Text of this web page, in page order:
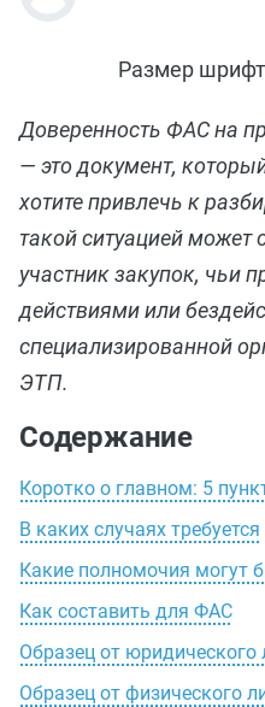
Размер
Доверенность ФАС на
— это документ,
хотите привлечь к
такой ситуацией может
участник закупок, чьи
действиями или
специализированной
ЭТП.
Содержание
Коротко о главном: 5
В каких случаях требуется
Какие полномочия могут
Как составить для ФАС
Образец от юридического
Образец от физического